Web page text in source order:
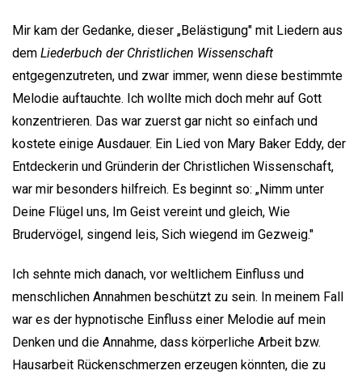
Mir kam der Gedanke, dieser „Belästigung" mit Liedern aus
dem Liederbuch der Christlichen Wissenschaft
entgegenzutreten, und zwar immer, wenn diese bestimmte
Melodie auftauchte. Ich wollte mich doch mehr auf Gott
konzentrieren. Das war zuerst gar nicht so einfach und
kostete einige Ausdauer. Ein Lied von Mary Baker Eddy, der
Entdeckerin und Gründerin der Christlichen Wissenschaft,
war mir besonders hilfreich. Es beginnt so: „Nimm unter
Deine Flügel uns, Im Geist vereint und gleich, Wie
Brudervögel, singend leis, Sich wiegend im Gezweig."
Ich sehnte mich danach, vor weltlichem Einfluss und
menschlichen Annahmen beschützt zu sein. In meinem Fall
war es der hypnotische Einfluss einer Melodie auf mein
Denken und die Annahme, dass körperliche Arbeit bzw.
Hausarbeit Rückenschmerzen erzeugen könnten, die zu